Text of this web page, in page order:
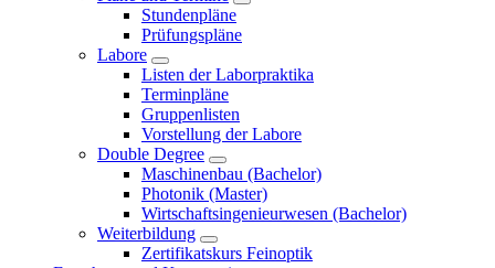
Stundenpläne
Prüfungspläne
Labore
Listen der Laborpraktika
Terminpläne
Gruppenlisten
Vorstellung der Labore
Double Degree
Maschinenbau (Bachelor)
Photonik (Master)
Wirtschaftsingenieurwesen (Bachelor)
Weiterbildung
Zertifikatskurs Feinoptik